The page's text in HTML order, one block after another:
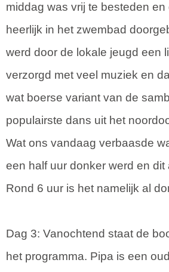
middag was vrij te besteden
heerlijk in het zwembad
werd door de lokale jeugd een
verzorgd met veel muziek en
wat boerse variant van de
populairste dans uit het
Wat ons vandaag verbaasde
een half uur donker werd en dit
Rond 6 uur is het namelijk al
Dag 3: Vanochtend staat de
het programma. Pipa is een